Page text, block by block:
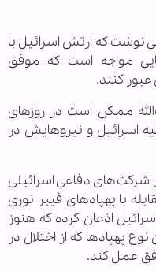
نوشت که ارتش اسرائیل با
مواجه است که موفق
کنند.
ممکن است در روزهای
اسرائیل و نیروهایش در
شرکت‌های دفاعی اسرائیلی
با پهپادهای فیبر نوری
اذعان کرده که هنوز
پهپادها که از اختلال در
عمل کند.